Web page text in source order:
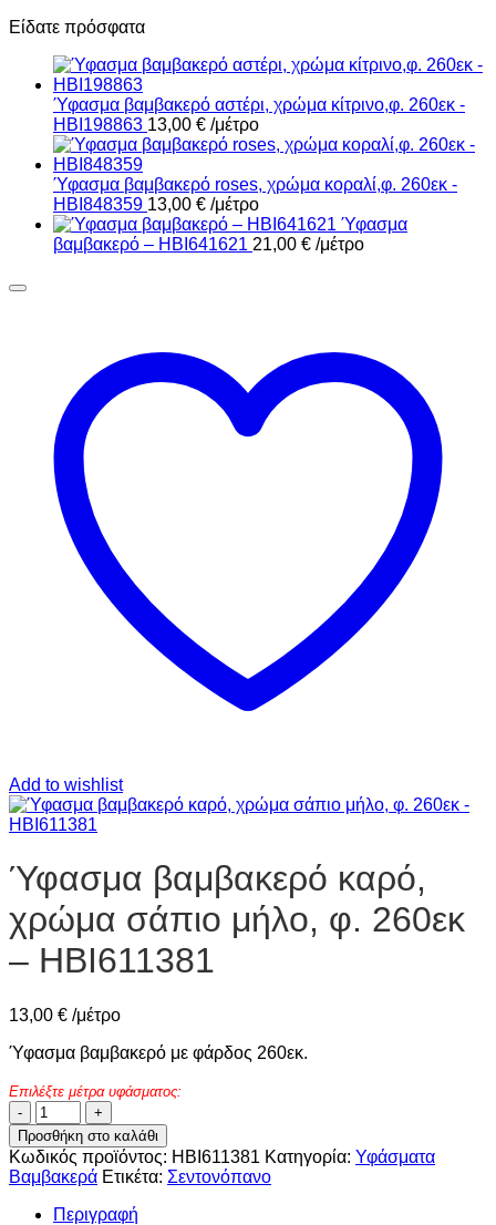
Είδατε πρόσφατα
Ύφασμα βαμβακερό αστέρι, χρώμα κίτρινο,φ. 260εκ -
HBI198863 13,00 € /μέτρο
Ύφασμα βαμβακερό roses, χρώμα κοραλί,φ. 260εκ -
HBI848359 13,00 € /μέτρο
Ύφασμα
βαμβακερό – HBI641621 21,00 € /μέτρο
Add to wishlist
Ύφασμα βαμβακερό καρό,
χρώμα σάπιο μήλο, φ. 260εκ
– HBI611381
13,00 € /μέτρο
Ύφασμα βαμβακερό με φάρδος 260εκ.
Επιλέξτε μέτρα υφάσματος:
Ύφασμα
βαμβακερό
καρό,
χρώμα
σάπιο
μήλο,
Προσθήκη στο καλάθι
Κωδικός προϊόντος: HBI611381 Κατηγορία: Υφάσματα
Βαμβακερά Ετικέτα: Σεντονόπανο
Περιγραφή